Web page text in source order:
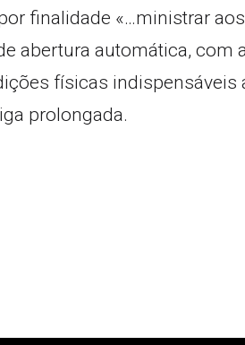
finalidade «…ministrar
abertura automática,
físicas indispensáveis
prolongada.